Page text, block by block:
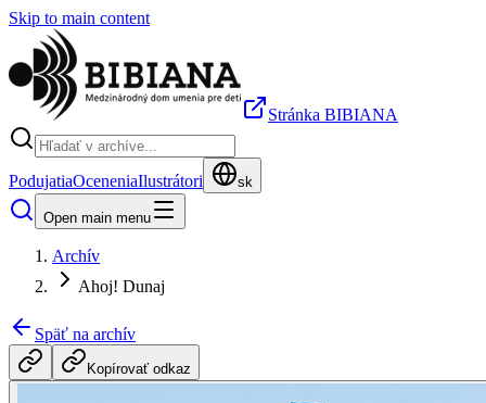
Skip to main content
Stránka BIBIANA
PodujatiaOceneniaIlustrátori sk
Open main menu
Archív
Ahoj! Dunaj
Späť na archív
Kopírovať odkaz